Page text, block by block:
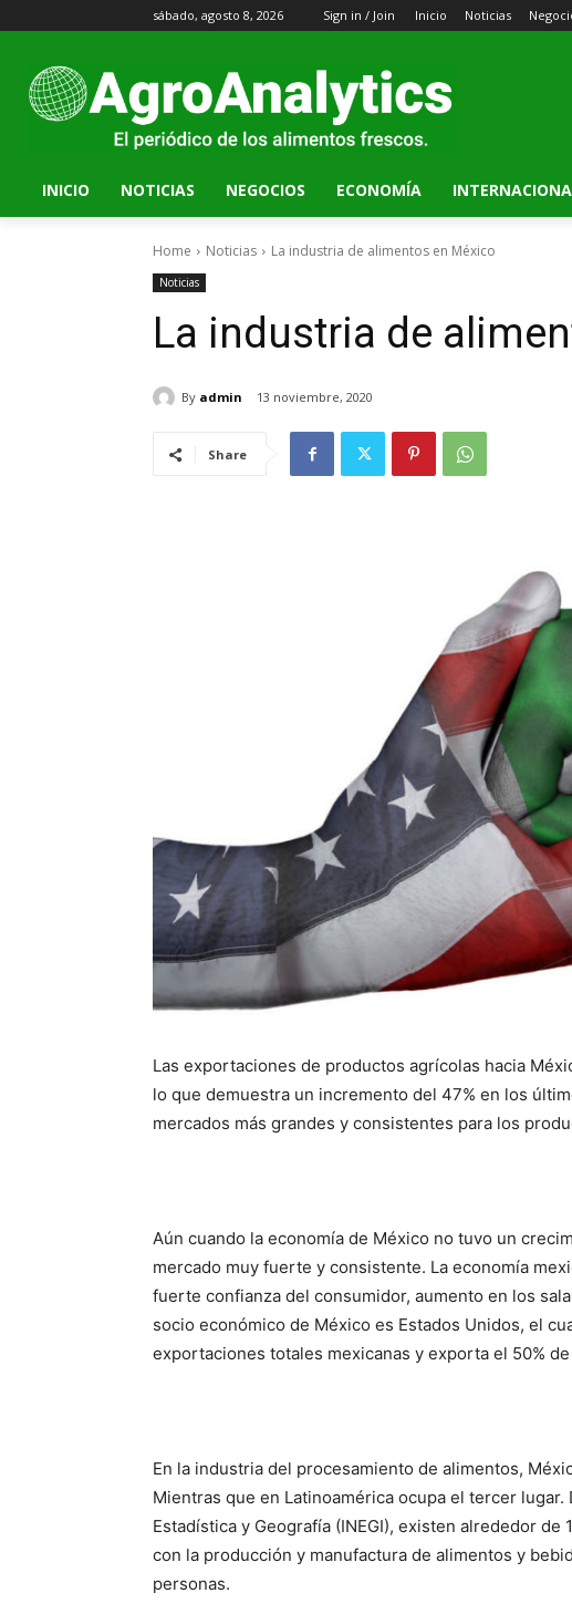
sábado, agosto 8, 2026 Sign in / Join Inicio Noticias
INICIO NOTICIAS NEGOCIOS ECONOMÍA
Home Noticias La industria de alimentos en México
Noticias
La industria de
By admin 13 noviembre, 2020
Share
Las exportaciones de productos agrícolas hacia
lo que demuestra un incremento del 47% en los
mercados más grandes y consistentes para los
Aún cuando la economía de México no tuvo un
mercado muy fuerte y consistente. La economía
fuerte confianza del consumidor, aumento en los
socio económico de México es Estados Unidos, el
exportaciones totales mexicanas y exporta el 50%
En la industria del procesamiento de alimentos,
Mientras que en Latinoamérica ocupa el tercer
Estadística y Geografía (INEGI), existen alrededor
con la producción y manufactura de alimentos y
personas.